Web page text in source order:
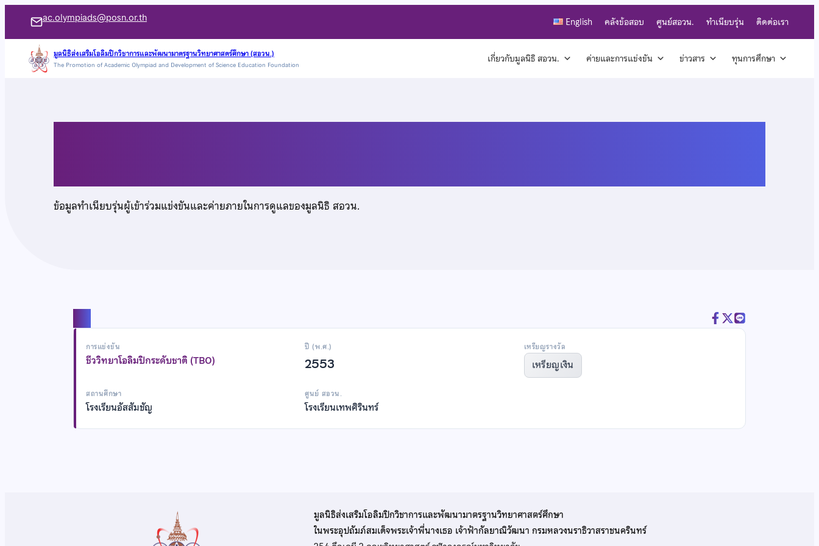
เนื้อหา
ac.olympiads@posn.or.th English คลังข้อสอบ ศูนย์สอวน. ทำเนียบรุ่น ติดต่อเรา
มูลนิธิส่งเสริมโอลิมปิกวิชาการและพัฒนามาตรฐานวิทยาศาสตร์ศึกษา (สอวน.)
The Promotion of Academic Olympiad and Development of Science Education Foundation เกี่ยวกับมูลนิธิ สอวน. ค่ายและการแข่งขัน ข่าวสาร ทุนการศึกษา
ข้อมูลทำเนียบรุ่นผู้เข้าร่วมแข่งขันและค่ายภายในการดูแลของมูลนิธิ สอวน.
การแข่งขัน
ชีววิทยาโอลิมปิกระดับชาติ (TBO)
ปี (พ.ศ.)
2553
เหรียญรางวัล
เหรียญเงิน
สถานศึกษา
โรงเรียนอัสสัมชัญ
ศูนย์ สอวน.
โรงเรียนเทพศิรินทร์
มูลนิธิส่งเสริมโอลิมปิกวิชาการและพัฒนามาตรฐานวิทยาศาสตร์ศึกษา
ในพระอุปถัมภ์สมเด็จพระเจ้าพี่นางเธอ เจ้าฟ้ากัลยาณิวัฒนา กรมหลวงนราธิวาสราชนครินทร์